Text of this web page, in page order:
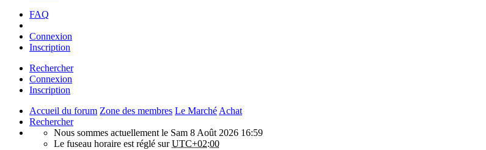
FAQ
Connexion
Inscription
Rechercher
Connexion
Inscription
Accueil du forum Zone des membres Le MarchéAchat
Rechercher
Nous sommes actuellement le Sam 8 Août 2026 16:59
Le fuseau horaire est réglé surUTC+02:00